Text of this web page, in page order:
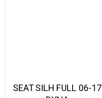
SEAT SILH FULL 06-17